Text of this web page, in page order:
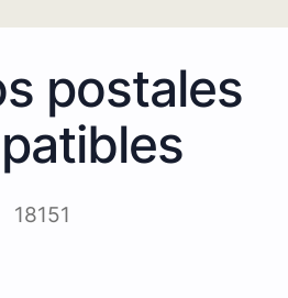
postales
18151